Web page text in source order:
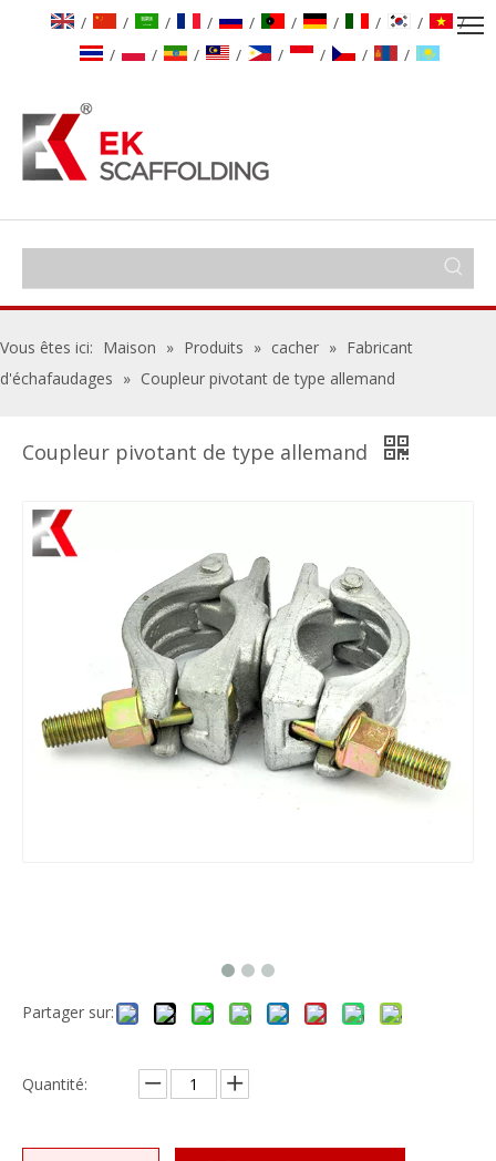
/ / / / / / / / /
/
/
/ / / / / / /
Vous êtes ici: Maison » Produits » cacher » Fabricant
d'échafaudages » Coupleur pivotant de type allemand
Coupleur pivotant de type allemand
Partager sur:
Quantité: